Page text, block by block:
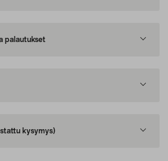
palautukset
kysymys)